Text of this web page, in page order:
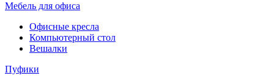
Мебель для офиса
Офисные кресла
Компьютерный стол
Вешалки
Пуфики